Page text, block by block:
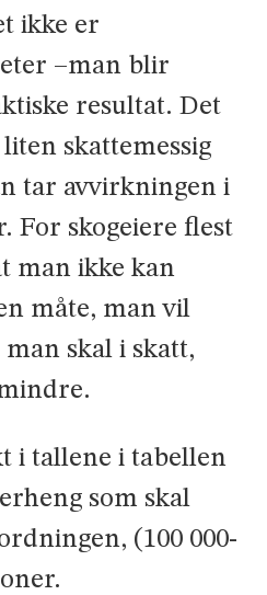
ikke er
–man blir
resultat. Det
skattemessig
tar avvirkningen i
For skogeiere flest
man ikke kan
måte, man vil
skal i skatt,
i tallene i tabellen
som skal
(100 000-